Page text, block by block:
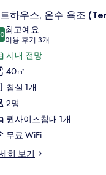
컴포트 침대, 미니바
10하우스, 온수 욕조
점 만점 중 10점
최고예요
이용 후기 3개
(이
용
후
기
3
개)
시내 전망
40㎡
침실 1개
2명
퀸사이즈침대 1개
무료 WiFi
히 보기